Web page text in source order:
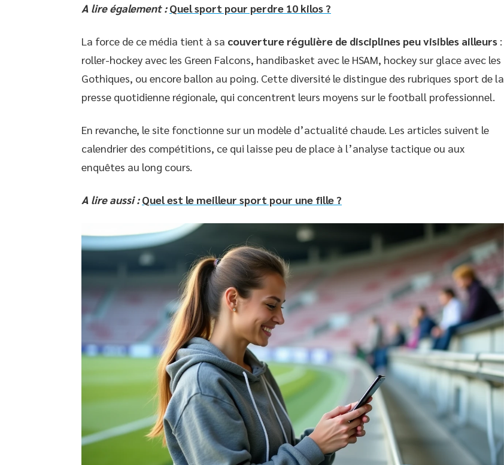
A lire également : Quel sport pour perdre 10 kilos ?
La force de ce média tient à sa couverture régulière de disciplines peu visibles ailleurs :
roller-hockey avec les Green Falcons, handibasket avec le HSAM, hockey sur glace avec les
Gothiques, ou encore ballon au poing. Cette diversité le distingue des rubriques sport de la
presse quotidienne régionale, qui concentrent leurs moyens sur le football professionnel.
En revanche, le site fonctionne sur un modèle d’actualité chaude. Les articles suivent le
calendrier des compétitions, ce qui laisse peu de place à l’analyse tactique ou aux
enquêtes au long cours.
A lire aussi : Quel est le meilleur sport pour une fille ?